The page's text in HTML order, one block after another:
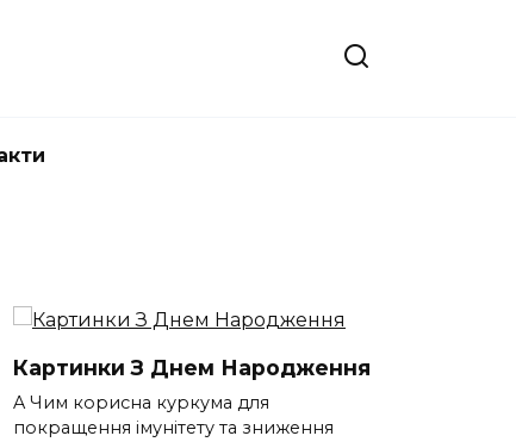
Картинки З Днем Народження
A Чим корисна куркума для
покращення імунітету та зниження